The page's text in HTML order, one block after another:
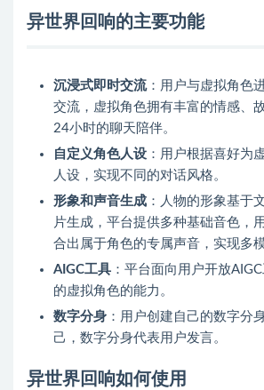
异世界回响的主要功能
沉浸式即时交流：用户与虚拟角色
交流，虚拟角色拥有丰富的情感、
24小时的聊天陪伴。
自定义角色人设 ：用户根据喜好为
人设，实现不同的对话风格。
形象和声音生成 ：人物的形象基于
片生成，平台提供多种基础音色，
合出属于角色的专属声音，实现多
AIGC工具 ：平台面向用户开放
的虚拟角色的能力。
数字分身 ：用户创建自己的数字分
己，数字分身代表用户发言。
异世界回响如何使用